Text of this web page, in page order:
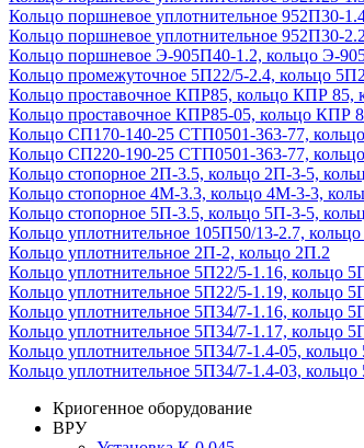
Кольцо поршневое уплотнительное 952П30-
Кольцо поршневое уплотнительное 952П30-
Кольцо поршневое Э-905П40-1.2, кольцо Э-
Кольцо промежуточное 5П22/5-2.4, кольцо
Кольцо проставочное КПР85, кольцо КПР 85,
Кольцо проставочное КПР85-05, кольцо КПР
Кольцо СП170-140-25 СТП0501-363-77,
Кольцо СП220-190-25 СТП0501-363-77,
Кольцо стопорное 2П-3.5, кольцо 2П-3-5,
Кольцо стопорное 4М-3.3, кольцо 4М-3-3,
Кольцо стопорное 5П-3.5, кольцо 5П-3-5,
Кольцо уплотнительное 105П50/13-2.7,
Кольцо уплотнительное 2П-2, кольцо 2П.2
Кольцо уплотнительное 5П22/5-1.16, кольцо
Кольцо уплотнительное 5П22/5-1.19, кольцо
Кольцо уплотнительное 5П34/7-1.16, кольцо
Кольцо уплотнительное 5П34/7-1.17, кольцо
Кольцо уплотнительное 5П34/7-1.4-05,
Кольцо уплотнительное 5П34/7-1.4-03,
Криогенное оборудование
ВРУ